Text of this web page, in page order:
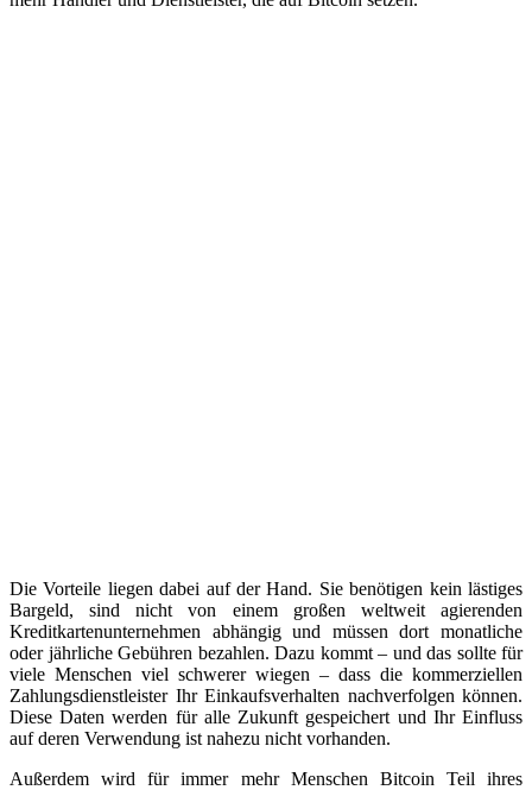
Die Vorteile liegen dabei auf der Hand. Sie benötigen kein lästiges
Bargeld, sind nicht von einem großen weltweit agierenden
Kreditkartenunternehmen abhängig und müssen dort monatliche
oder jährliche Gebühren bezahlen. Dazu kommt – und das sollte für
viele Menschen viel schwerer wiegen – dass die kommerziellen
Zahlungsdienstleister Ihr Einkaufsverhalten nachverfolgen können.
Diese Daten werden für alle Zukunft gespeichert und Ihr Einfluss
auf deren Verwendung ist nahezu nicht vorhanden.
Außerdem wird für immer mehr Menschen Bitcoin Teil ihres